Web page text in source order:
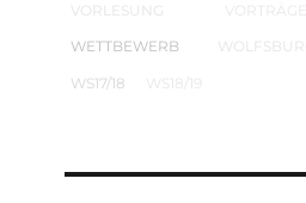
VORLESUNG VORTRÄGE
WETTBEWERB
WS17/18 WS18/19